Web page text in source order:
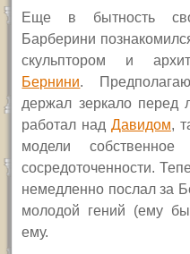
Еще в бытность
Барберини
скульптором и
Бернини.
держал зеркало перед
работал над Давидом,
модели
сосредоточенности.
немедленно послал за
молодой гений (ему
ему.